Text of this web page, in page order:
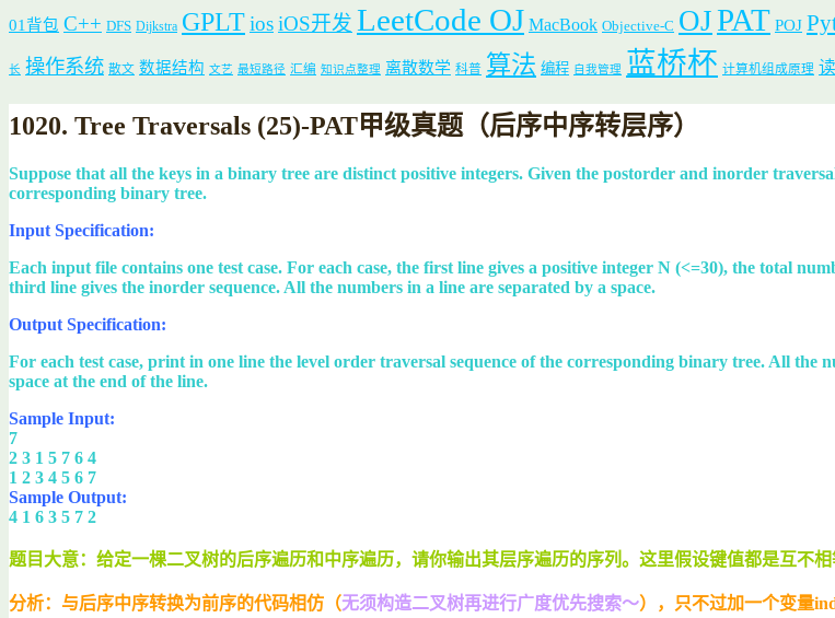
01背包 C++ DFS Dijkstra GPLTiosiOS开发 LeetCode OJ MacBook Objective-C OJPAT POJ
长 操作系统 散文 数据结构 文艺 最短路径 汇编 知识点整理 离散数学 科普 算法 编程 自我管理 蓝桥杯 计算机组成原理
1020. Tree Traversals (25)-PAT甲级真题（后序中序转层序）
Suppose that all the keys in a binary tree are distinct positive integers. Given the postorder and inorder
corresponding binary tree.
Input Specification:
Each input file contains one test case. For each case, the first line gives a positive integer N (<=30), the total
third line gives the inorder sequence. All the numbers in a line are separated by a space.
Output Specification:
For each test case, print in one line the level order traversal sequence of the corresponding binary tree. All the
space at the end of the line.
Sample Input:
7
2 3 1 5 7 6 4
1 2 3 4 5 6 7
Sample Output:
4 1 6 3 5 7 2
题目大意：给定一棵二叉树的后序遍历和中序遍历，请你输出其层序遍历的序列。这里假设键值都是互不相
分析：与后序中序转换为前序的代码相仿（无须构造二叉树再进行广度优先搜索～），只不过加一个变量